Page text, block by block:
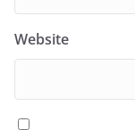
Website